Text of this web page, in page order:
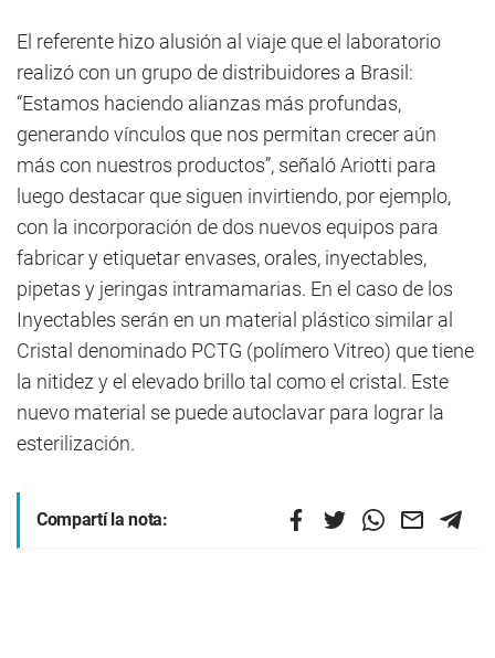
El referente hizo alusión al viaje que el laboratorio
realizó con un grupo de distribuidores a Brasil:
“Estamos haciendo alianzas más profundas,
generando vínculos que nos permitan crecer aún
más con nuestros productos”, señaló Ariotti para
luego destacar que siguen invirtiendo, por ejemplo,
con la incorporación de dos nuevos equipos para
fabricar y etiquetar envases, orales, inyectables,
pipetas y jeringas intramamarias. En el caso de los
Inyectables serán en un material plástico similar al
Cristal denominado PCTG (polímero Vitreo) que tiene
la nitidez y el elevado brillo tal como el cristal. Este
nuevo material se puede autoclavar para lograr la
esterilización.
Compartí la nota: